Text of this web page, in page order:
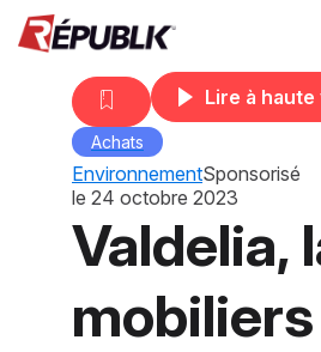
Lire à haute
Achats
EnvironnementSponsorisé
le 24 octobre 2023
Valdelia,